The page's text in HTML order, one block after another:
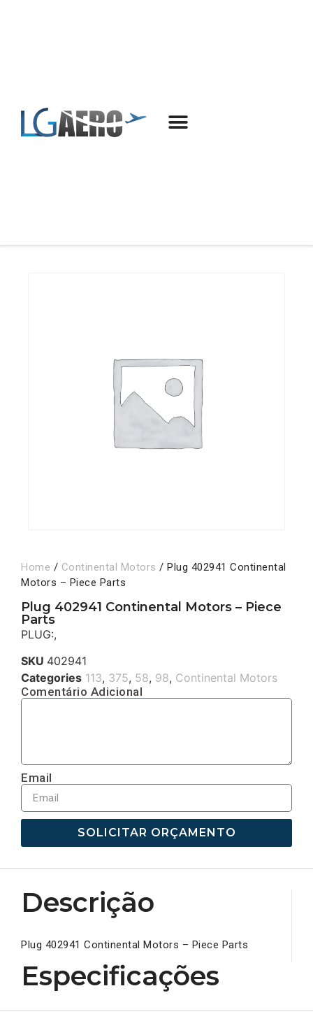
Home / Continental Motors / Plug 402941 Continental
Motors – Piece Parts
Plug 402941 Continental Motors – Piece
Parts
PLUG:,
SKU 402941
Categories 113, 375, 58, 98, Continental Motors
Comentário Adicional
Email
SOLICITAR ORÇAMENTO
Descrição
Plug 402941 Continental Motors – Piece Parts
Especificações